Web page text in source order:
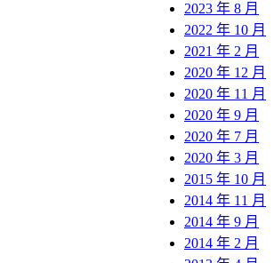
2023 年 8 月
2022 年 10 月
2021 年 2 月
2020 年 12 月
2020 年 11 月
2020 年 9 月
2020 年 7 月
2020 年 3 月
2015 年 10 月
2014 年 11 月
2014 年 9 月
2014 年 2 月